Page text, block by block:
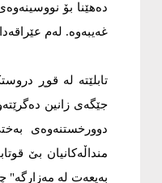
دەهێنا بۆ
غەیبەوە. لەم
تابلێتە لە قوڕ
جێگەی زانین
دوورخستنەوەی
منداڵەکانیان بێ
بەیعەت لە مەزارگە"